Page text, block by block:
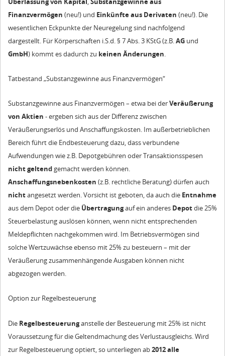
Finanzvermögen (neu!) und Einkünfte aus Derivaten (neu!). Die
wesentlichen Eckpunkte der Neuregelung sind nachfolgend
dargestellt. Für Körperschaften i.S.d. § 7 Abs. 3 KStG (z.B.AG und
GmbH) kommt es dadurch zu keinen Änderungen.
Tatbestand „Substanzgewinne aus Finanzvermögen“
Substanzgewinne aus Finanzvermögen – etwa bei derVeräußerung
von Aktien - ergeben sich aus der Differenz zwischen
Veräußerungserlös und Anschaffungskosten. Im außerbetrieblichen
Bereich führt die Endbesteuerung dazu, dass verbundene
Aufwendungen wie z.B. Depotgebühren oder Transaktionsspesen
nicht geltend gemacht werden können.
Anschaffungsnebenkosten (z.B. rechtliche Beratung) dürfen auch
nichtangesetzt werden. Vorsicht ist geboten, da auch die Entnahme
aus dem Depot oder die Übertragungauf ein anderes Depotdie 25%
Steuerbelastung auslösen können, wenn nicht entsprechenden
Meldepflichten nachgekommen wird. Im Betriebsvermögen sind
solche Wertzuwächse ebenso mit 25% zu besteuern – mit der
Veräußerung zusammenhängende Ausgaben können nicht
abgezogen werden.
Option zur Regelbesteuerung
Die Regelbesteuerunganstelle der Besteuerung mit 25% ist nicht
Voraussetzung für die Geltendmachung des Verlustausgleichs. Wird
zur Regelbesteuerung optiert, so unterliegen ab2012alle